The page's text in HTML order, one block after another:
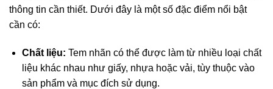
thông tin cần thiết. Dưới đây là một số đặc điểm nổi bật
cần có:
Chất liệu: Tem nhãn có thể được làm từ nhiều loại chất
liệu khác nhau như giấy, nhựa hoặc vải, tùy thuộc vào
sản phẩm và mục đích sử dụng.